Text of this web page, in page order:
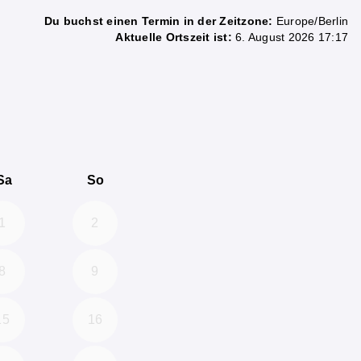
Du buchst einen Termin in der Zeitzone: Europe/Berlin
Aktuelle Ortszeit ist: 6. August 2026 17:17
So
2
8 9
15 16